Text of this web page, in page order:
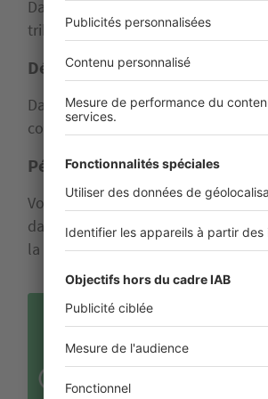
Dans ce cas, le garant met en
tribunal de décider, dans un délai
Dépassement de prix dû à la
Dans ce cas, la garantie couvre le
constructeur d'origine. Néanmoins,
Pénalités de retard
Vous serez indemnisé des
dans la réparation des défauts de
la réception de la maison.
BON À SAVOIR
Dans le cadre d'un dépôt de
d'eau (si la toiture et
proposer de faire réaliser les